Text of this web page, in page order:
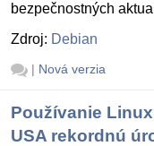
bezpečnostných
Zdroj: Debian
| Nová verzia
Používanie
USA rekordnú